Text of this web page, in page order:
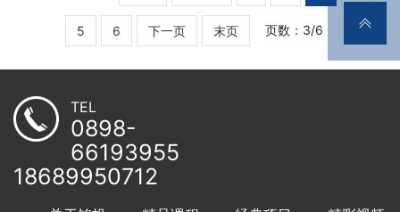
5 6 下一页 末页 页数：3/6
TEL
0898-
66193955
18689950712